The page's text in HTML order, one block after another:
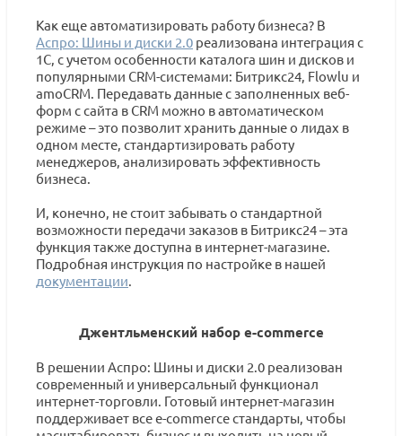
Как еще автоматизировать работу бизнеса? В
Аспро: Шины и диски 2.0 реализована интеграция с
1С, с учетом особенности каталога шин и дисков и
популярными CRM-системами: Битрикс24, Flowlu и
amoCRM. Передавать данные с заполненных веб-
форм с сайта в CRM можно в автоматическом
режиме – это позволит хранить данные о лидах в
одном месте, стандартизировать работу
менеджеров, анализировать эффективность
бизнеса.
И, конечно, не стоит забывать о стандартной
возможности передачи заказов в Битрикс24 – эта
функция также доступна в интернет-магазине.
Подробная инструкция по настройке в нашей
документации
Джентльменский набор e-commerce
В решении Аспро: Шины и диски 2.0 реализован
современный и универсальный функционал
интернет-торговли. Готовый интернет-магазин
поддерживает все e-commerce стандарты, чтобы